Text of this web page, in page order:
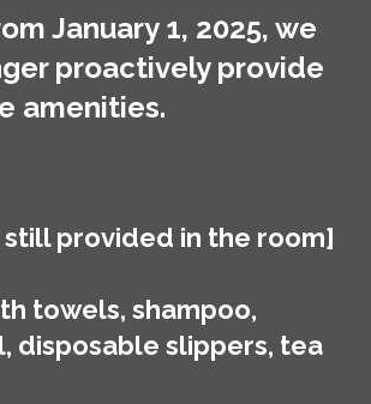
January 1, 2025, we
proactively provide
amenities.
still provided in the room]
towels, shampoo,
disposable slippers, tea